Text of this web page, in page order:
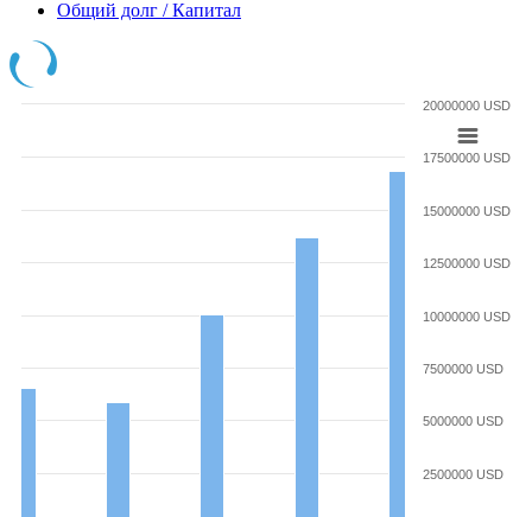
Общий долг / Капитал
2500000 USD
5000000 USD
7500000 USD
10000000 USD
12500000 USD
15000000 USD
17500000 USD
20000000 USD